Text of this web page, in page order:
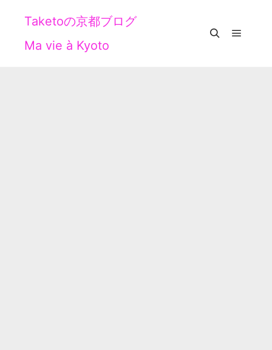
Taketoの京都ブログ
Ma vie à Kyoto